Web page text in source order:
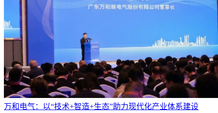
万和电气：以“技术+智造+生态”助力现代化产业体系建设